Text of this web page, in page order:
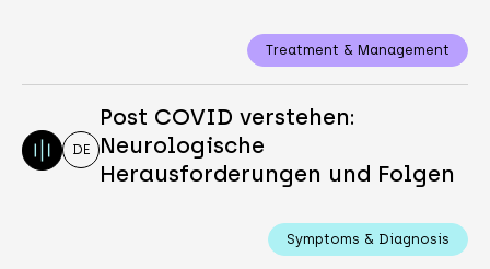
Treatment & Management
DE
Post COVID verstehen:
Neurologische
Herausforderungen und Folgen
Symptoms & Diagnosis